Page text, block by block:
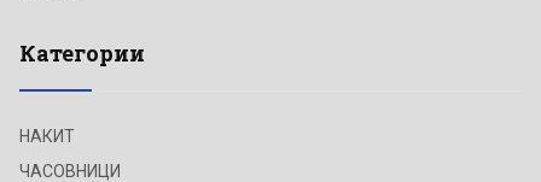
Категории
НАКИТ
ЧАСОВНИЦИ